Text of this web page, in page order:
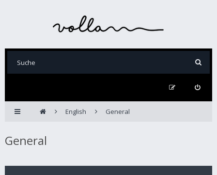
English General
General